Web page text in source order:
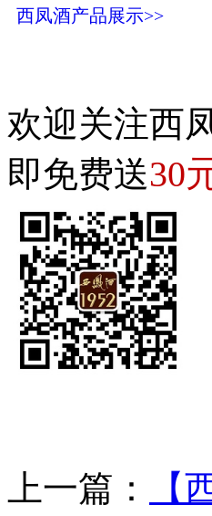
西凤酒产品展示>>
欢迎关注西
即免费送30
上一篇：
【